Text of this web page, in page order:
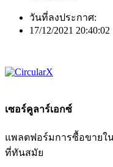
วันที่ลงประกาศ:
17/12/2021 20:40:02
เซอร์คูลาร์เอกซ์
แพลตฟอร์มการซื้อขายใ
ที่ทันสมัย